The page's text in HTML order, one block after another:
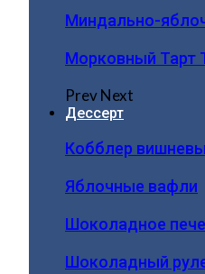
Миндально-
Морковный Тарт
PrevNext
Дессерт
Кобблер
Яблочные вафли
Шоколадное
Шоколадный